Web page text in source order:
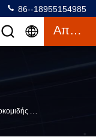
86--18955154985
Απόσπασμα
Χιονιού